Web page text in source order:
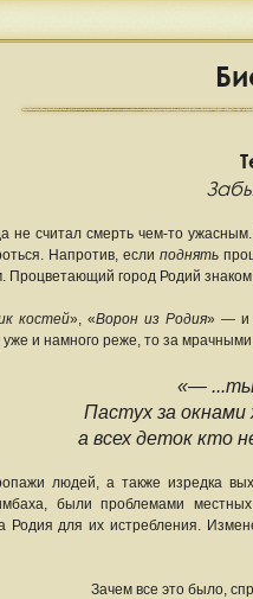
не считал смерть чем-то
Напротив, если поднять
Процветающий город Родий
костей», «Ворон из Родия» — и
уже и намного реже, то за
«— ...ты
Пастух за окнами
а всех деток кто
людей, а также изредка
были проблемами
Родия для их истребления.
Зачем все это было,